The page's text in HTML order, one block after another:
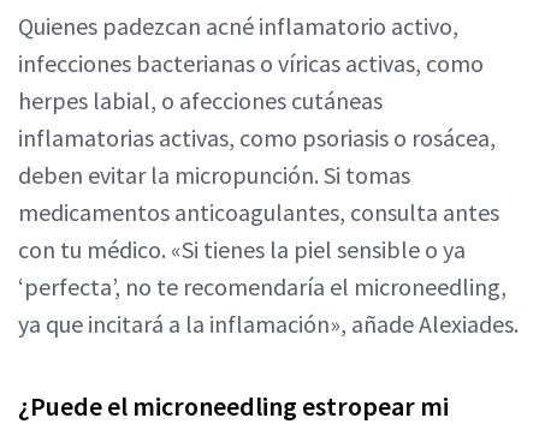
Quienes padezcan acné inflamatorio activo,
infecciones bacterianas o víricas activas, como
herpes labial, o afecciones cutáneas
inflamatorias activas, como psoriasis o rosácea,
deben evitar la micropunción. Si tomas
medicamentos anticoagulantes, consulta antes
con tu médico. «Si tienes la piel sensible o ya
‘perfecta’, no te recomendaría el microneedling,
ya que incitará a la inflamación», añade Alexiades.
¿Puede el microneedling estropear mi